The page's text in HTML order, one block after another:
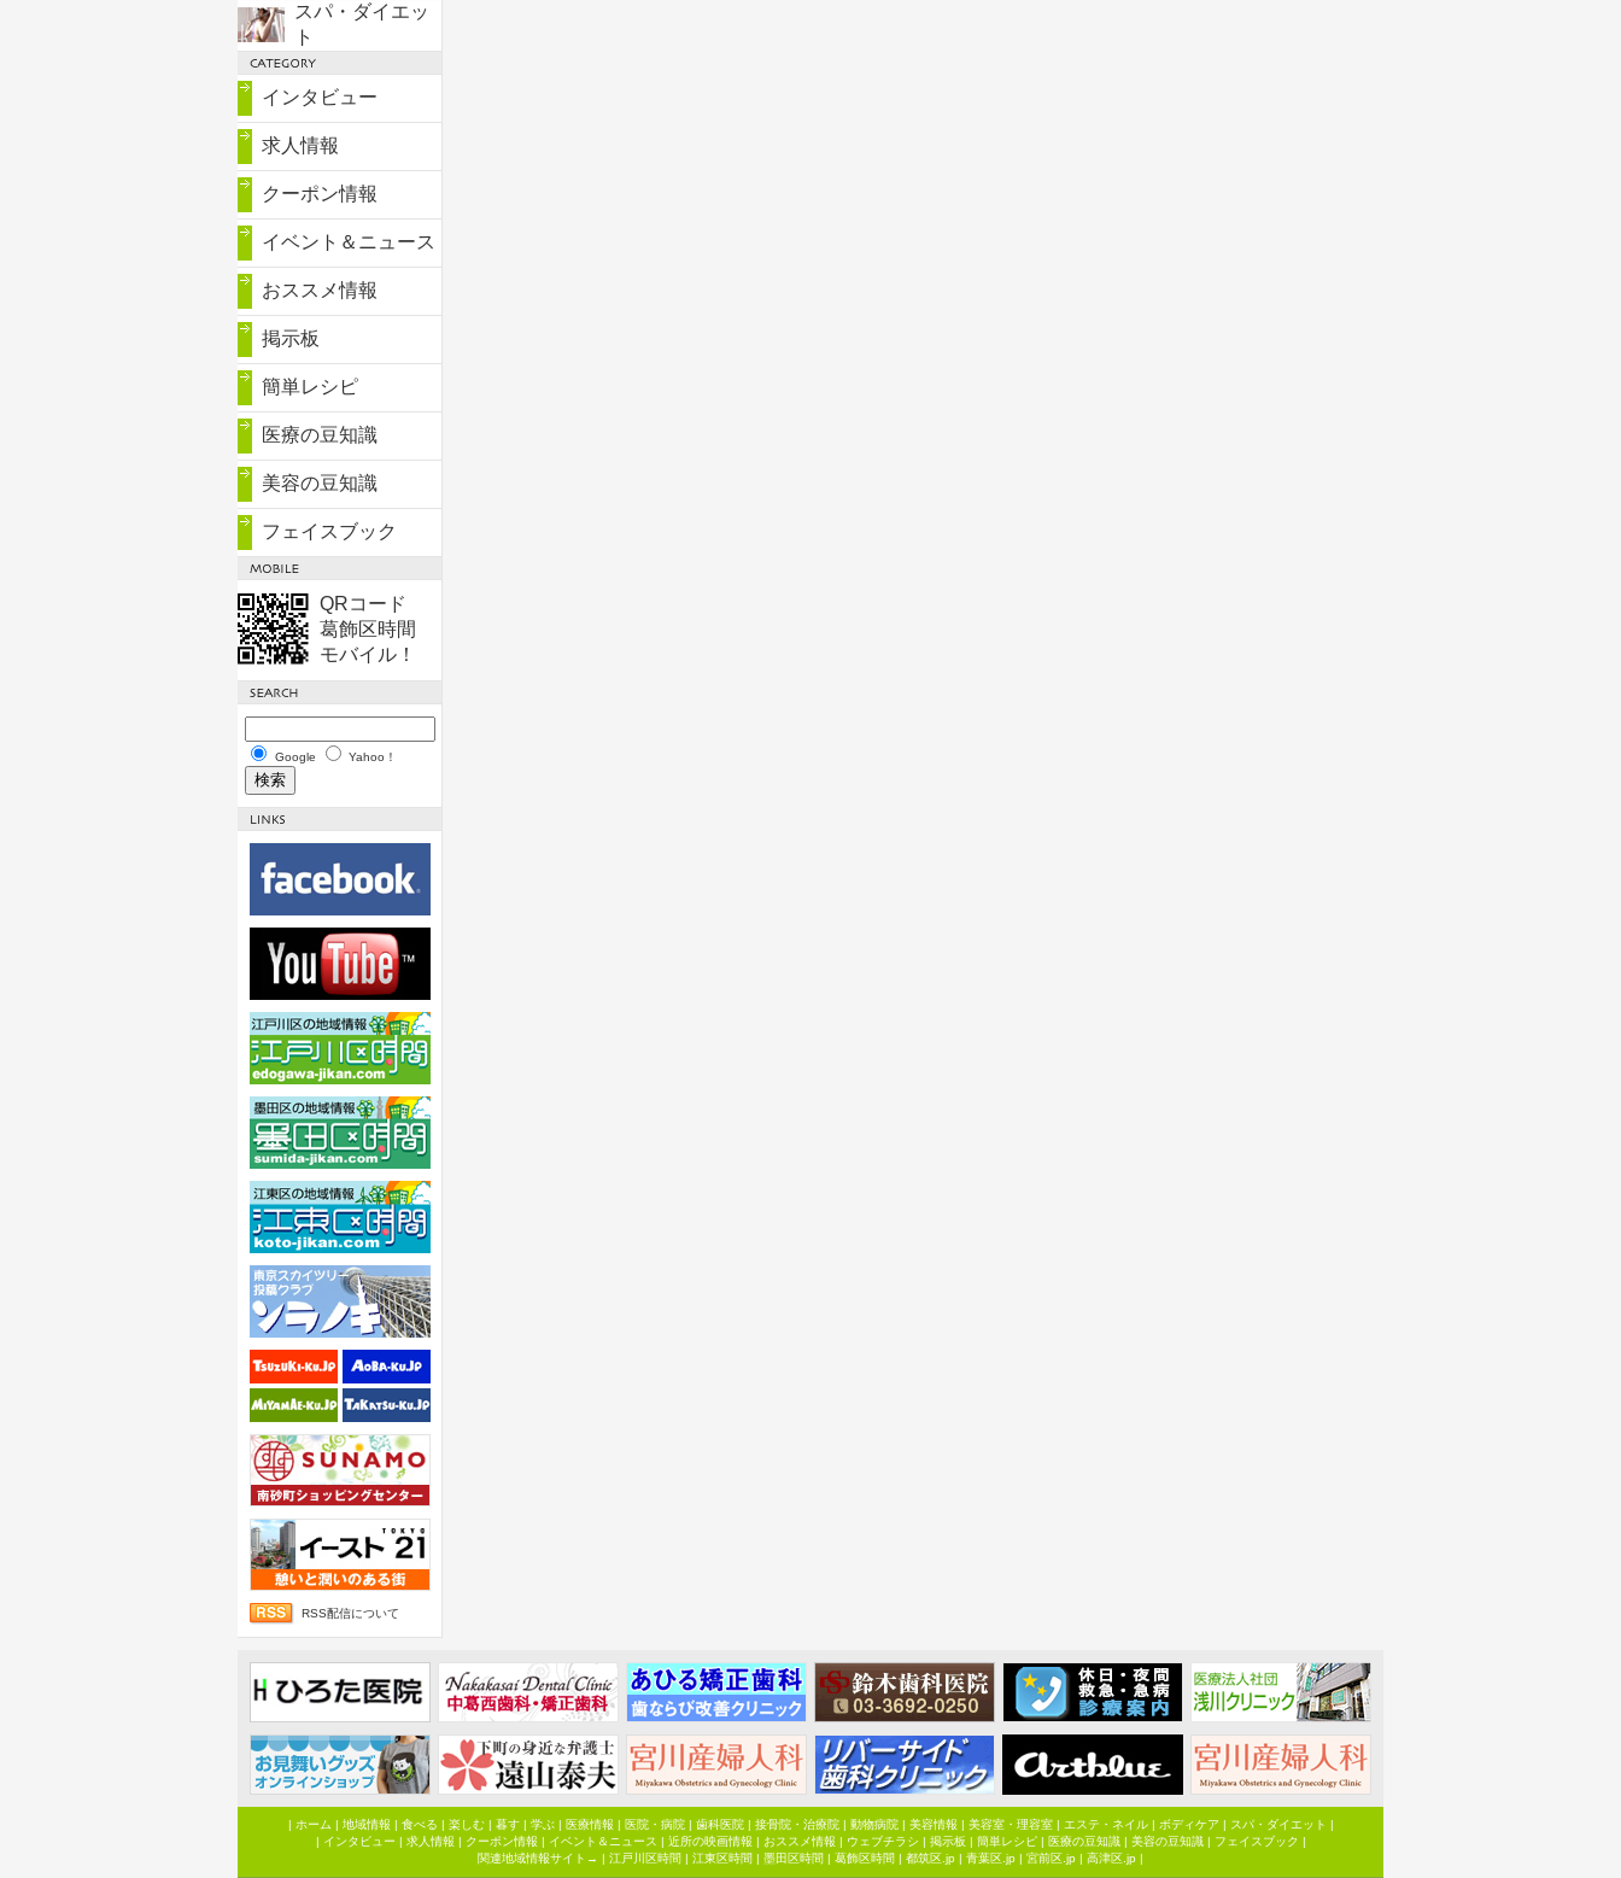
スパ・ダイエッ
ト
インタビュー
求人情報
クーポン情報
イベント＆ニュース
おススメ情報
掲示板
簡単レシピ
医療の豆知識
美容の豆知識
フェイスブック
QRコード
葛飾区時間
モバイル！
Google Yahoo！
RSS配信について
| ホーム | 地域情報 | 食べる | 楽しむ| 暮す| 学ぶ| 医療情報 | 医院・病院| 歯科医院| 接骨院・治療院| 動物病院| 美容情報 | 美容室・理容室| エステ・ネイル| ボディケア | スパ・ダイエット |
| インタビュー | 求人情報 | クーポン情報 | イベント＆ニュース | 近所の映画情報 | おススメ情報 | ウェブチラシ | 掲示板 | 簡単レシピ| 医療の豆知識| 美容の豆知識| フェイスブック |
関連地域情報サイト→ | 江戸川区時間 | 江東区時間 | 墨田区時間 | 葛飾区時間 | 都筑区.jp | 青葉区.jp | 宮前区.jp | 高津区.jp |